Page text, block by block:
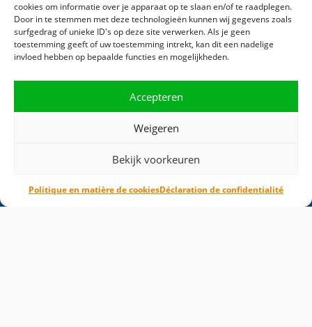
cookies om informatie over je apparaat op te slaan en/of te raadplegen.
Door in te stemmen met deze technologieën kunnen wij gegevens zoals
surfgedrag of unieke ID's op deze site verwerken. Als je geen
toestemming geeft of uw toestemming intrekt, kan dit een nadelige
invloed hebben op bepaalde functies en mogelijkheden.
Accepteren
Weigeren
Bekijk voorkeuren
Politique en matière de cookiesDéclaration de confidentialité
© 2021 RSB Facility Services | Déclaration de confidentialité
Politique en matière de cookies